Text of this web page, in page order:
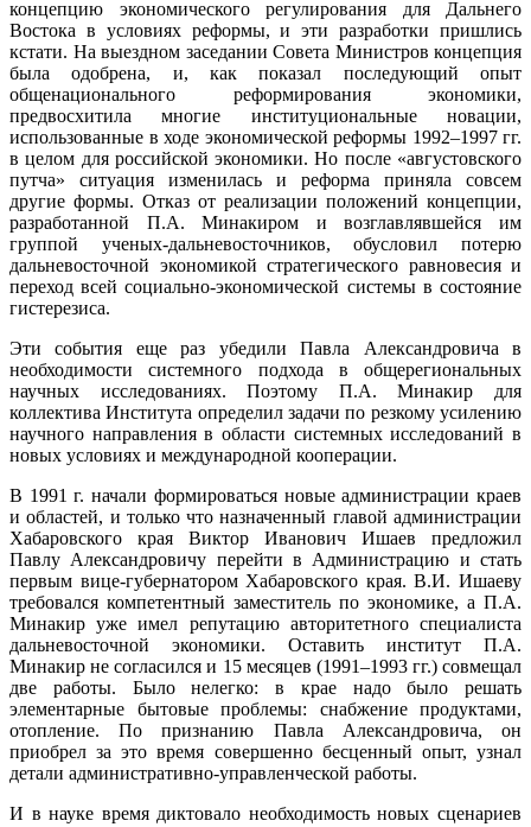
концепцию экономического регулирования для Дальнего
Востока в условиях реформы, и эти разработки пришлись
кстати. На выездном заседании Совета Министров концепция
была одобрена, и, как показал последующий опыт
общенационального реформирования экономики,
предвосхитила многие институциональные новации,
использованные в ходе экономической реформы 1992–1997 гг.
в целом для российской экономики. Но после «августовского
путча» ситуация изменилась и реформа приняла совсем
другие формы. Отказ от реализации положений концепции,
разработанной П.А. Минакиром и возглавлявшейся им
группой ученых-дальневосточников, обусловил потерю
дальневосточной экономикой стратегического равновесия и
переход всей социально-экономической системы в состояние
гистерезиса.
Эти события еще раз убедили Павла Александровича в
необходимости системного подхода в общерегиональных
научных исследованиях. Поэтому П.А. Минакир для
коллектива Института определил задачи по резкому усилению
научного направления в области системных исследований в
новых условиях и международной кооперации.
В 1991 г. начали формироваться новые администрации краев
и областей, и только что назначенный главой администрации
Хабаровского края Виктор Иванович Ишаев предложил
Павлу Александровичу перейти в Администрацию и стать
первым вице-губернатором Хабаровского края. В.И. Ишаеву
требовался компетентный заместитель по экономике, а П.А.
Минакир уже имел репутацию авторитетного специалиста
дальневосточной экономики. Оставить институт П.А.
Минакир не согласился и 15 месяцев (1991–1993 гг.) совмещал
две работы. Было нелегко: в крае надо было решать
элементарные бытовые проблемы: снабжение продуктами,
отопление. По признанию Павла Александровича, он
приобрел за это время совершенно бесценный опыт, узнал
детали административно-управленческой работы.
И в науке время диктовало необходимость новых сценариев